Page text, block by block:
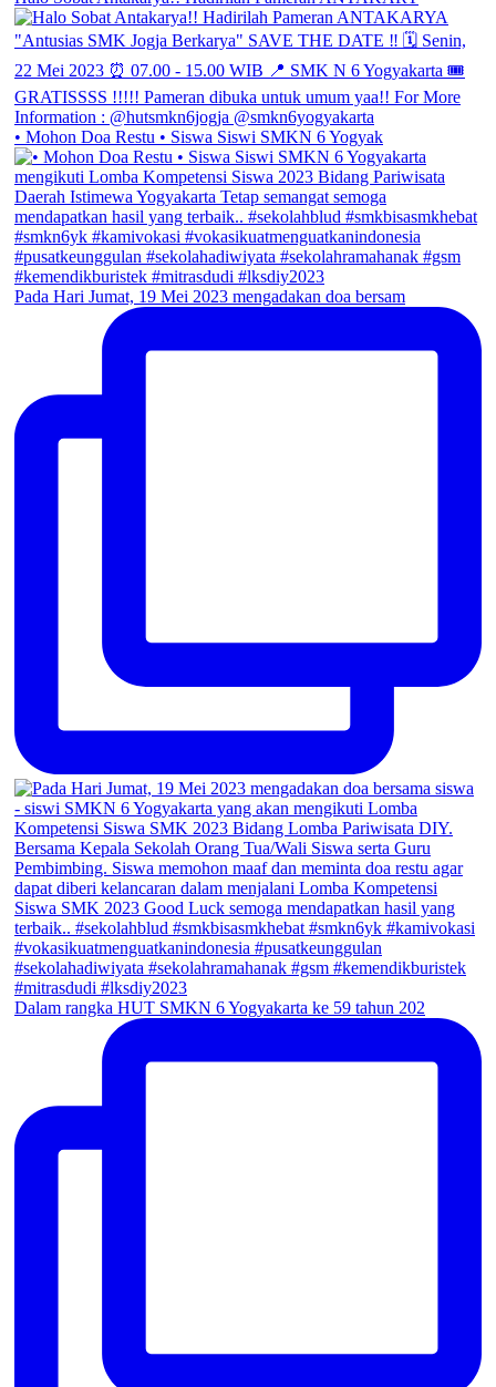
• Mohon Doa Restu • Siswa Siswi SMKN 6 Yogyak
Pada Hari Jumat, 19 Mei 2023 mengadakan doa bersam
Dalam rangka HUT SMKN 6 Yogyakarta ke 59 tahun 202